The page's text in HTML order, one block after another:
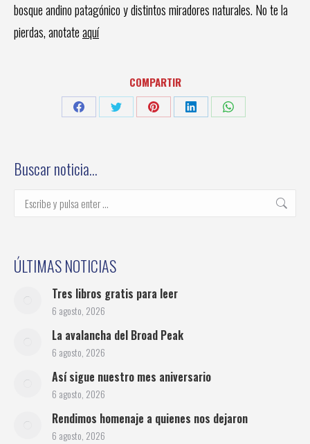
bosque andino patagónico y distintos miradores naturales. No te la
pierdas, anotateaquí
COMPARTIR
Share
Share
Share
Share
Share
Buscar noticia…
Buscar:
ÚLTIMAS NOTICIAS
Tres libros gratis para leer
6 agosto, 2026
La avalancha del Broad Peak
6 agosto, 2026
Así sigue nuestro mes aniversario
6 agosto, 2026
Rendimos homenaje a quienes nos dejaron
6 agosto, 2026